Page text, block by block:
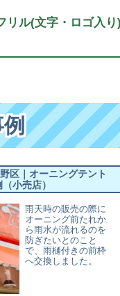
リル(文字・ロゴ入り)
区｜オーニングテント
小売店）
雨天時の販売の際に
オーニング前たれか
ら雨水が流れるのを
防ぎたいとのこと
で、雨樋付きの前枠
へ交換しました。